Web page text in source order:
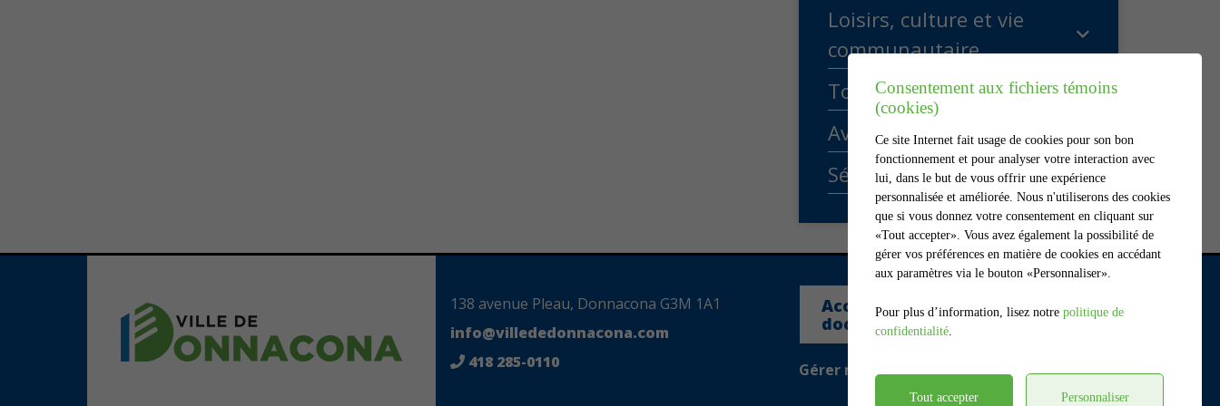
Loisirs, culture et vie
communautaire
Tourisme
Avis publics
Séances du conseil
Consentement aux fichiers témoins
(cookies)
Ce site Internet fait usage de cookies pour son bon
fonctionnement et pour analyser votre interaction avec
lui, dans le but de vous offrir une expérience
personnalisée et améliorée. Nous n'utiliserons des cookies
que si vous donnez votre consentement en cliquant sur
«Tout accepter». Vous avez également la possibilité de
gérer vos préférences en matière de cookies en accédant
aux paramètres via le bouton «Personnaliser».
Pour plus d’information, lisez notre politique de
confidentialité.
Tout accepter Personnaliser
138 avenue Pleau, Donnacona G3M 1A1
info@villededonnacona.com
418 285-0110
Accédez au centre
documentaire privé
Gérer mes témoins (cookies)